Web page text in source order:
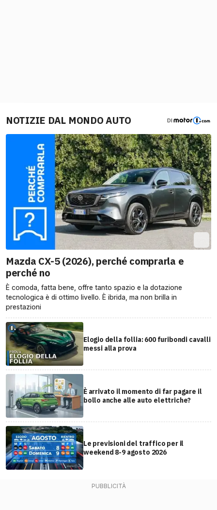
NOTIZIE DAL MONDO AUTO DI
Mazda CX-5 (2026), perché comprarla e
perché no
È comoda, fatta bene, offre tanto spazio e la dotazione
tecnologica è di ottimo livello. È ibrida, ma non brilla in
prestazioni
Elogio della follia: 600 furibondi cavalli
messi alla prova
È arrivato il momento di far pagare il
bollo anche alle auto elettriche?
Le previsioni del traffico per il
weekend 8-9 agosto 2026